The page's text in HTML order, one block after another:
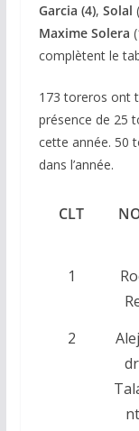
Garcia (4), Solal
Maxime Solera
complètent le
173 toreros ont
présence de 25
cette année. 50
dans l’année.
CLT
1
2